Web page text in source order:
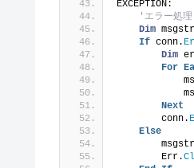
EXCEPTION:
'エラー処理
Dim msgstr
If conn.
Dim
For
Next
        conn.
Else
        Err.